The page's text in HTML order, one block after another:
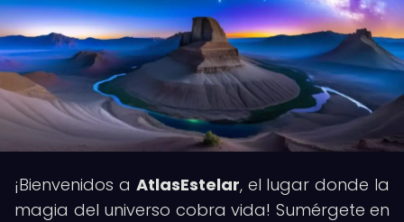
¡Bienvenidos a AtlasEstelar, el lugar donde la
magia del universo cobra vida! Sumérgete en